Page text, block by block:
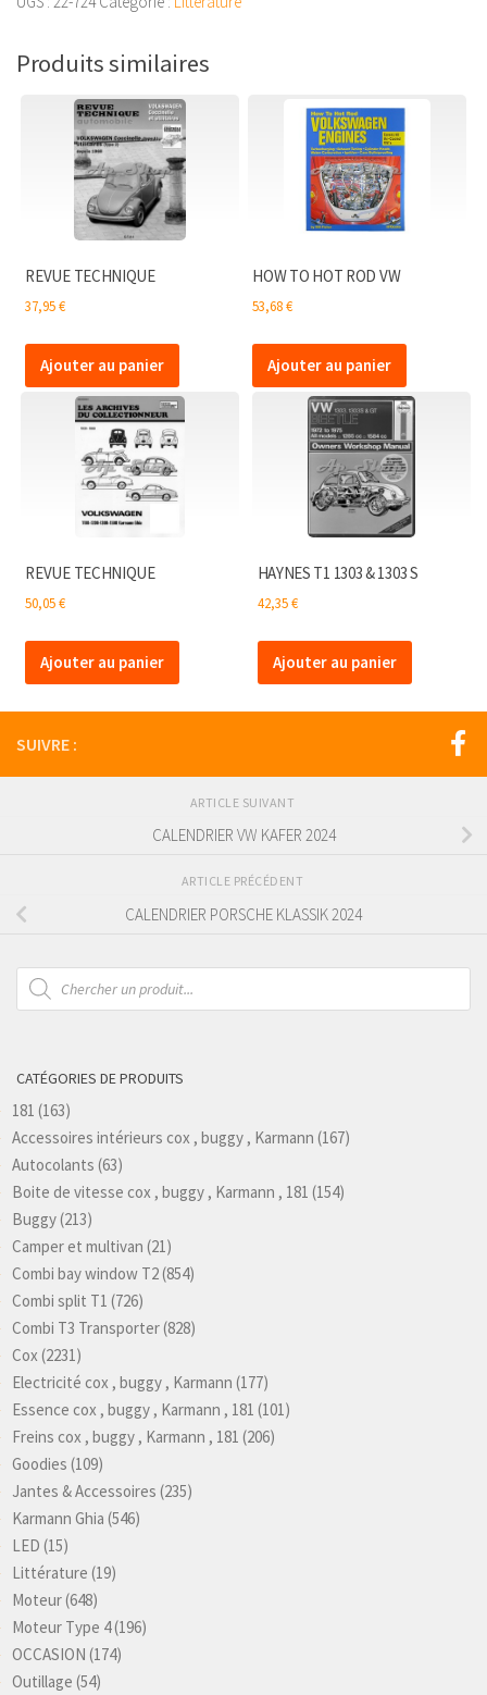
VAN
2024
Produits similaires
REVUE TECHNIQUE
37,95€
Ajouter au panier
HOW TO HOT ROD VW
53,68€
Ajouter au panier
REVUE TECHNIQUE
50,05€
Ajouter au panier
HAYNES T1 1303 & 1303 S
42,35€
Ajouter au panier
SUIVRE :
ARTICLE SUIVANT
CALENDRIER VW KAFER 2024
ARTICLE PRÉCÉDENT
CALENDRIER PORSCHE KLASSIK 2024
Recherche
de
produits
CATÉGORIES DE PRODUITS
181 (163)
Accessoires intérieurs cox , buggy , Karmann (167)
Autocolants (63)
Boite de vitesse cox , buggy , Karmann , 181 (154)
Buggy(213)
Camper et multivan (21)
Combi bay window T2(854)
Combi split T1 (726)
Combi T3 Transporter(828)
Cox(2231)
Electricité cox , buggy , Karmann (177)
Essence cox , buggy , Karmann , 181 (101)
Freins cox , buggy , Karmann , 181 (206)
Goodies (109)
Jantes & Accessoires (235)
Karmann Ghia (546)
LED (15)
Littérature (19)
Moteur(648)
Moteur Type 4(196)
OCCASION (174)
Outillage (54)